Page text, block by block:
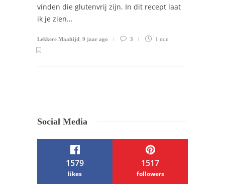
vinden die glutenvrij zijn. In dit recept laat
ik je zien…
Lekkere Maaltijd 9 jaar ago 3 1 min
Social Media
1579
likes
1517
followers